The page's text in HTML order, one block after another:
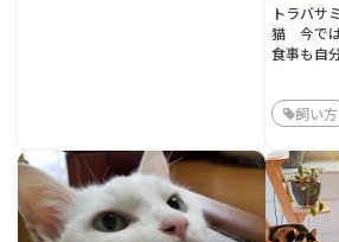
トラバサ
猫 今では
食事も自
飼い方